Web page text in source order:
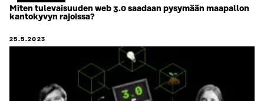
Miten tulevaisuuden web 3.0 saadaan pysymään maapallon
kantokyvyn rajoissa?
25.5.2023
Jäljellä
0.